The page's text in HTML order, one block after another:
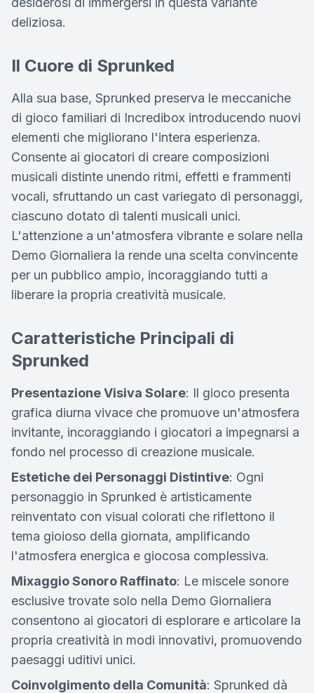
deliziosa.
Il Cuore di Sprunked
Alla sua base, Sprunked preserva le meccaniche
di gioco familiari di Incredibox introducendo nuovi
elementi che migliorano l'intera esperienza.
Consente ai giocatori di creare composizioni
musicali distinte unendo ritmi, effetti e frammenti
vocali, sfruttando un cast variegato di personaggi,
ciascuno dotato di talenti musicali unici.
L'attenzione a un'atmosfera vibrante e solare nella
Demo Giornaliera la rende una scelta convincente
per un pubblico ampio, incoraggiando tutti a
liberare la propria creatività musicale.
Caratteristiche Principali di
Sprunked
Presentazione Visiva Solare: Il gioco presenta
grafica diurna vivace che promuove un'atmosfera
invitante, incoraggiando i giocatori a impegnarsi a
fondo nel processo di creazione musicale.
Estetiche dei Personaggi Distintive: Ogni
personaggio in Sprunked è artisticamente
reinventato con visual colorati che riflettono il
tema gioioso della giornata, amplificando
l'atmosfera energica e giocosa complessiva.
Mixaggio Sonoro Raffinato: Le miscele sonore
esclusive trovate solo nella Demo Giornaliera
consentono ai giocatori di esplorare e articolare la
propria creatività in modi innovativi, promuovendo
paesaggi uditivi unici.
Coinvolgimento della Comunità: Sprunked dà